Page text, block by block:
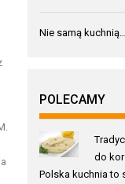
Nie samą kuchnią…
POLECAMY
do
Polska kuchnia to